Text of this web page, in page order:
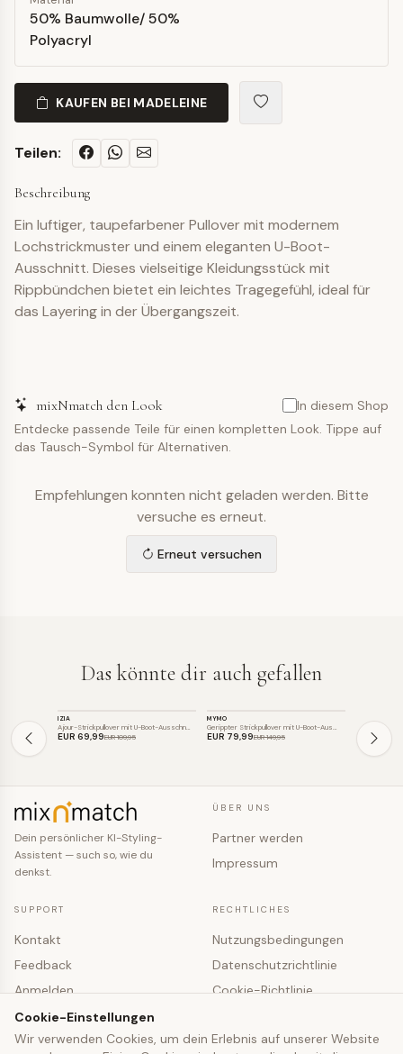
50% Baumwolle/ 50%
Polyacryl
KAUFEN BEI MADELEINE
Teilen:
Beschreibung
Ein luftiger, taupefarbener Pullover mit modernem
Lochstrickmuster und einem eleganten U-Boot-
Ausschnitt. Dieses vielseitige Kleidungsstück mit
Rippbündchen bietet ein leichtes Tragegefühl, ideal für
das Layering in der Übergangszeit.
mixNmatch den Look
In diesem Shop
Entdecke passende Teile für einen kompletten Look. Tippe auf
das Tausch-Symbol für Alternativen.
Empfehlungen konnten nicht geladen werden. Bitte
versuche es erneut.
Erneut versuchen
Das könnte dir auch gefallen
SALE
IZIA
Ajour-Strickpullover mit U-Boot-Ausschn…
EUR 69,99EUR 109,95
SALE
MYMO
Gerippter Strickpullover mit U-Boot-Aus…
EUR 79,99EUR 149,95
SALE
EUR 79
Dein persönlicher KI-Styling-
Assistent — such so, wie du
denkst.
ÜBER UNS
Partner werden
Impressum
SUPPORT
Kontakt
Feedback
Anmelden
Registrieren
RECHTLICHES
Nutzungsbedingungen
Datenschutzrichtlinie
Cookie-Richtlinie
Cookie-Einstellungen
Wir verwenden Cookies, um dein Erlebnis auf unserer Website